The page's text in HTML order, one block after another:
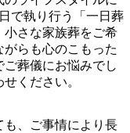
で執り行う「一日葬
小さな家族葬をご希
らも心のこもった
葬儀にお悩みでし
ください。
も、ご事情により長